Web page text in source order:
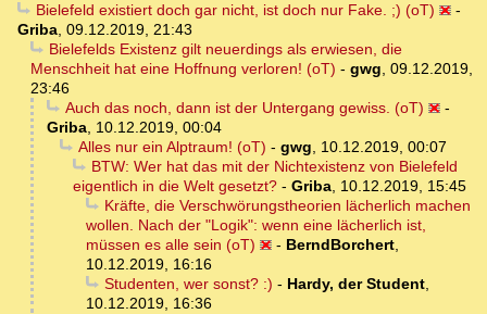
Bielefeld existiert doch gar nicht, ist doch nur Fake. ;) (oT)
-
Griba, 09.12.2019, 21:43
Bielefelds Existenz gilt neuerdings als erwiesen, die
Menschheit hat eine Hoffnung verloren! (oT) - gwg, 09.12.2019,
23:46
Auch das noch, dann ist der Untergang gewiss. (oT)
-
Griba, 10.12.2019, 00:04
Alles nur ein Alptraum! (oT) - gwg, 10.12.2019, 00:07
BTW: Wer hat das mit der Nichtexistenz von Bielefeld
eigentlich in die Welt gesetzt? - Griba, 10.12.2019, 15:45
Kräfte, die Verschwörungstheorien lächerlich machen
wollen. Nach der "Logik": wenn eine lächerlich ist,
müssen es alle sein (oT)
- BerndBorchert,
10.12.2019, 16:16
Studenten, wer sonst? :) - Hardy, der Student,
10.12.2019, 16:36